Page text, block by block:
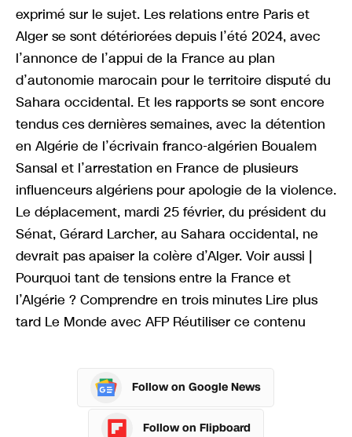
exprimé sur le sujet. Les relations entre Paris et
Alger se sont détériorées depuis l’été 2024, avec
l’annonce de l’appui de la France au plan
d’autonomie marocain pour le territoire disputé du
Sahara occidental. Et les rapports se sont encore
tendus ces dernières semaines, avec la détention
en Algérie de l’écrivain franco-algérien Boualem
Sansal et l’arrestation en France de plusieurs
influenceurs algériens pour apologie de la violence.
Le déplacement, mardi 25 février, du président du
Sénat, Gérard Larcher, au Sahara occidental, ne
devrait pas apaiser la colère d’Alger. Voir aussi |
Pourquoi tant de tensions entre la France et
l’Algérie ? Comprendre en trois minutes Lire plus
tard Le Monde avec AFP Réutiliser ce contenu
Follow on Google News
Follow on Flipboard